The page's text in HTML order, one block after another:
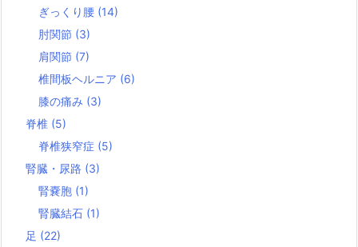
ぎっくり腰 (14)
肘関節 (3)
肩関節 (7)
椎間板ヘルニア (6)
膝の痛み (3)
脊椎 (5)
脊椎狭窄症 (5)
腎臓・尿路 (3)
腎嚢胞 (1)
腎臓結石 (1)
足 (22)